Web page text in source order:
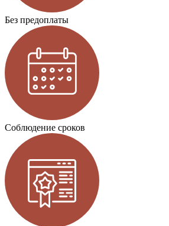
Без предоплаты
Соблюдение сроков